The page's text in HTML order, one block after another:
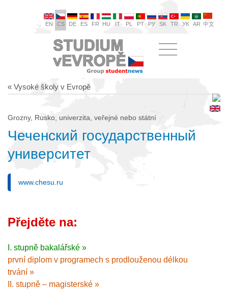
EN CS DE ES FR HU IT PL PT РУ SK TR УК AR 中文
« Vysoké školy v Evropě
Grozny, Rusko, univerzita, veřejné nebo státní
Чеченский государственный
университет
www.chesu.ru
Přejděte na:
I. stupně bakalářské »
první diplom v programech s prodlouženou délkou
trvání »
II. stupně – magisterské »